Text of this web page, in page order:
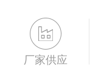
厂家供应